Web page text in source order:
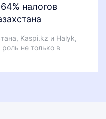
налогов
Kaspi.kz и Halyk,
не только в